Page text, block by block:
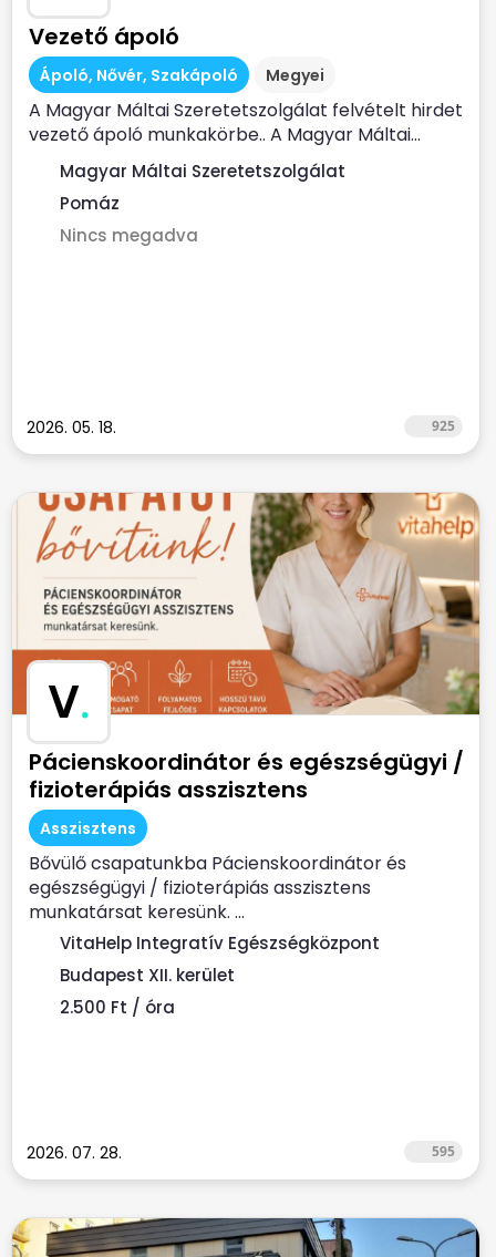
Vezető ápoló
Ápoló, Nővér, Szakápoló Megyei
A Magyar Máltai Szeretetszolgálat felvételt hirdet
vezető ápoló munkakörbe.. A Magyar Máltai...
Magyar Máltai Szeretetszolgálat
Pomáz
Nincs megadva
2026. 05. 18. 925
V.
Pácienskoordinátor és egészségügyi /
fizioterápiás asszisztens
Asszisztens
Bővülő csapatunkba Pácienskoordinátor és
egészségügyi / fizioterápiás asszisztens
munkatársat keresünk. ...
VitaHelp Integratív Egészségközpont
Budapest XII. kerület
2.500 Ft / óra
2026. 07. 28. 595